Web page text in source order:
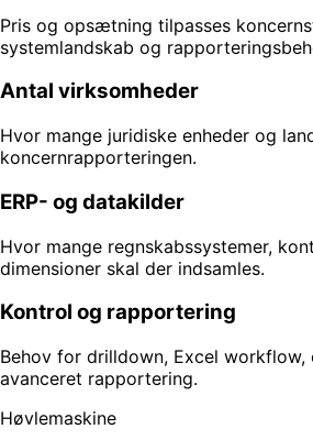
Pris og opsætning tilpasses
systemlandskab og
Antal virksomheder
Hvor mange juridiske enheder og
koncernrapporteringen.
ERP- og datakilder
Hvor mange regnskabssystemer,
dimensioner skal der indsamles.
Kontrol og rapportering
Behov for drilldown, Excel workflow,
avanceret rapportering.
Høvlemaskine